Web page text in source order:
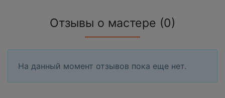
Отзывы о мастере (0)
На данный момент отзывов пока еще нет.